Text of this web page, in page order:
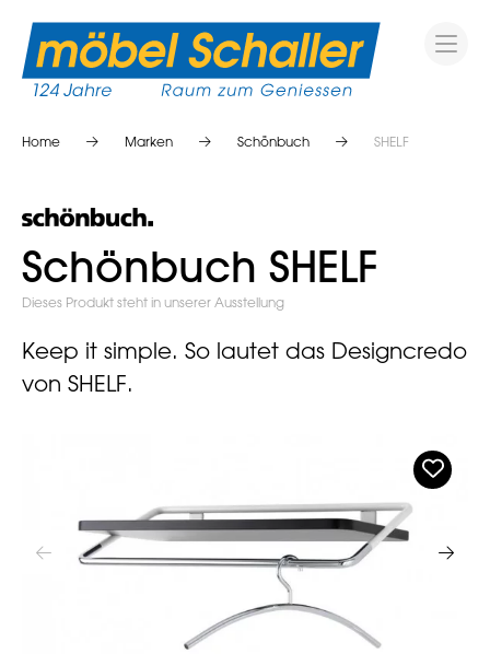
Home Marken Schönbuch SHELF
Schönbuch SHELF
Dieses Produkt steht in unserer Ausstellung
Keep it simple. So lautet das Designcredo
von SHELF.